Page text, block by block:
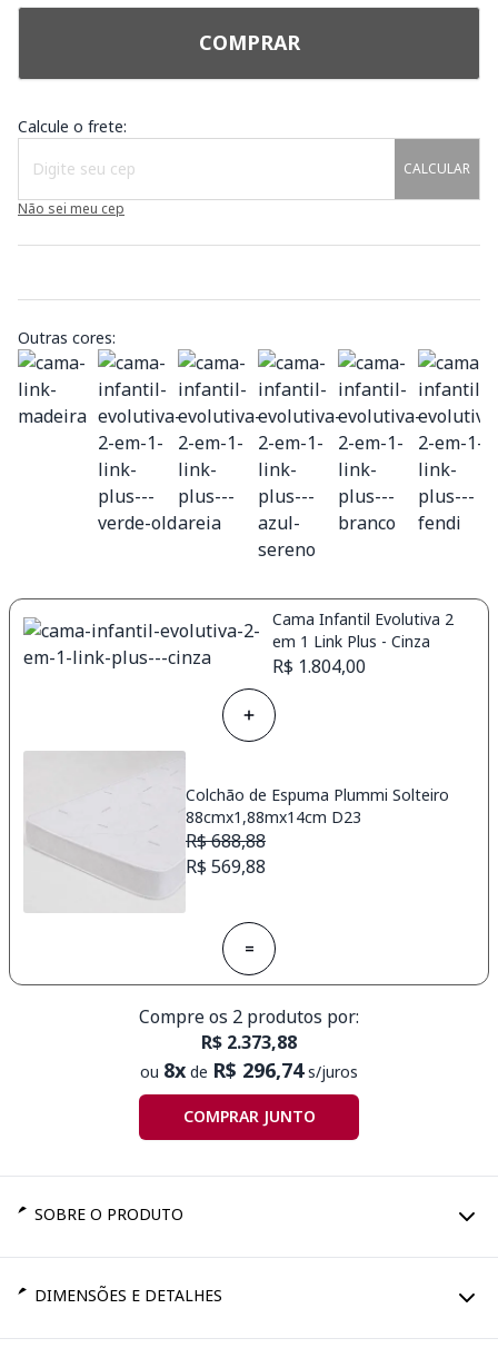
COMPRAR
Calcule o frete:
CALCULAR
Não sei meu cep
Outras cores:
Cama Infantil Evolutiva 2
em 1 Link Plus - Cinza
R$ 1.804,00
Colchão de Espuma Plummi Solteiro
88cmx1,88mx14cm D23
R$ 688,88
R$ 569,88
=
Compre os 2 produtos por:
R$ 2.373,88
ou 8x de R$ 296,74s/juros
COMPRAR JUNTO
SOBRE O PRODUTO
DIMENSÕES E DETALHES